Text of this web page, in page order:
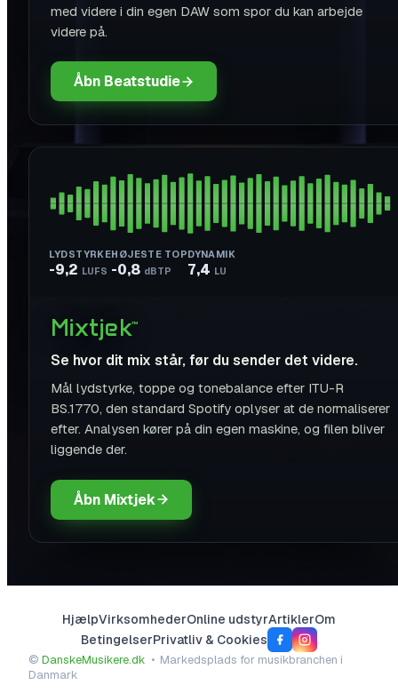
med videre i din egen DAW som spor du kan arbejde
videre på.
Åbn Beatstudie
LYDSTYRKE
-9,2 LUFS
HØJESTE TOP
-0,8 dBTP
DYNAMIK
7,4 LU
Mixtjek™
Se hvor dit mix står, før du sender det videre.
Mål lydstyrke, toppe og tonebalance efter ITU-R
BS.1770, den standard Spotify oplyser at de normaliserer
efter. Analysen kører på din egen maskine, og filen bliver
liggende der.
Åbn Mixtjek
HjælpVirksomhederOnline udstyrArtiklerOm
BetingelserPrivatliv & Cookies
© DanskeMusikere.dk • Markedsplads for musikbranchen i
Danmark